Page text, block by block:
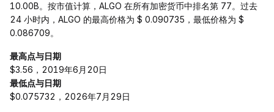
10.00B。按市值计算，ALGO 在所有加密货币中排名第 77。过去
24 小时内，ALGO 的最高价格为 $ 0.090735，最低价格为 $
0.086709。
最高点与日期
$3.56，2019年6月20日
最低点与日期
$0.075732，2026年7月29日